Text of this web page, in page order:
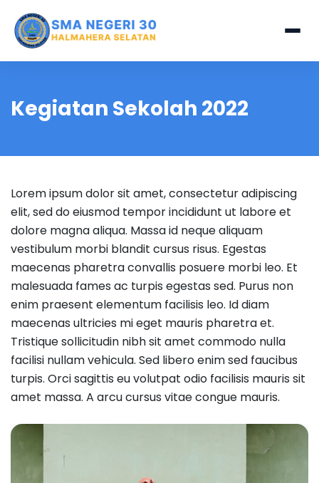
Kegiatan Sekolah 2022
Lorem ipsum dolor sit amet, consectetur adipiscing
elit, sed do eiusmod tempor incididunt ut labore et
dolore magna aliqua. Massa id neque aliquam
vestibulum morbi blandit cursus risus. Egestas
maecenas pharetra convallis posuere morbi leo. Et
malesuada fames ac turpis egestas sed. Purus non
enim praesent elementum facilisis leo. Id diam
maecenas ultricies mi eget mauris pharetra et.
Tristique sollicitudin nibh sit amet commodo nulla
facilisi nullam vehicula. Sed libero enim sed faucibus
turpis. Orci sagittis eu volutpat odio facilisis mauris sit
amet massa. A arcu cursus vitae congue mauris.